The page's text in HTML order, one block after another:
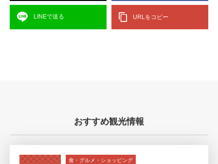
LINEで送る URLをコピー
おすすめ観光情報
食・グルメ・ショッピング